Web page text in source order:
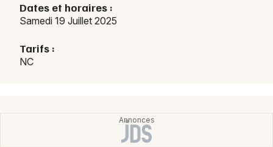
Je m'abonne
Dates et horaires :
Samedi 19 Juillet 2025
Tarifs :
NC